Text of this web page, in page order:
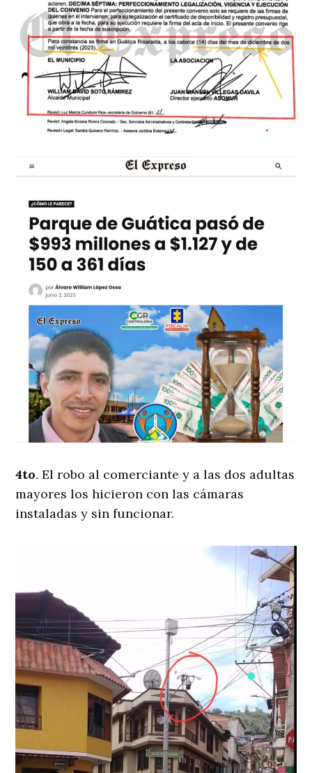
4to. El robo al comerciante y a las dos adultas
mayores los hicieron con las cámaras
instaladas y sin funcionar.